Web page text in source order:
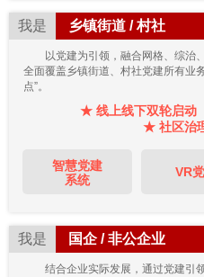
我是 乡镇街道 / 村社
以党建为引领，融合网格、综治
全面覆盖乡镇街道、村社党建所有业
点”。
★ 线上线下双轮启动
★ 社区治
智慧党建
系统
VR
我是 国企 / 非公企业
结合企业实际发展，通过党建引